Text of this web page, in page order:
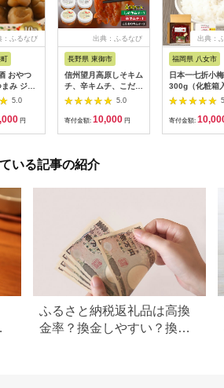
：ふるなび
おやつ
み ジャ
5.0
円
出典：ふるなび
長野県 東御市
信州望月高原しそキム
チ、辛キムチ、こだわ
りキムチ3種セット |
国産キムチ 白菜キム
チ 発酵食品 漬物 信州
5.0
寄付金額: 10,000 円
出典：
福岡県 八女市
日本一七折小梅
300g（化粧箱
011-002
寄付金額:
いる記事の紹介
ふるさと納税返礼品は高換
金率？換金しやすい？換金